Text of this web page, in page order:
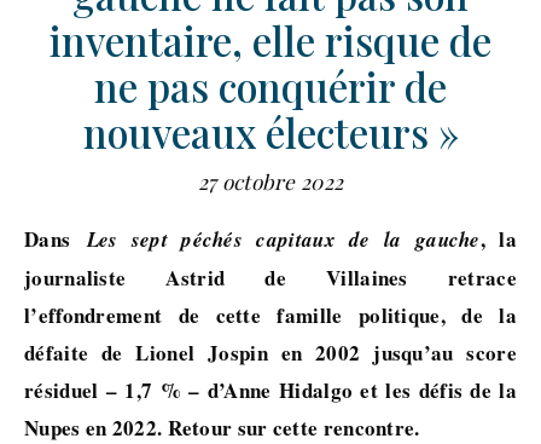
inventaire, elle risque de
ne pas conquérir de
nouveaux électeurs »
27 octobre 2022
DansLes sept péchés capitaux de la gauche, la
journaliste Astrid de Villaines retrace
l’effondrement de cette famille politique, de la
défaite de Lionel Jospin en 2002 jusqu’au score
résiduel – 1,7 % – d’Anne Hidalgo et les défis de la
Nupes en 2022. Retour sur cette rencontre.